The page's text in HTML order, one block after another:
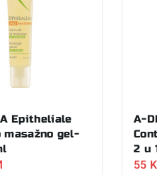
Epitheliale
masažno gel-
A-
2 u
55